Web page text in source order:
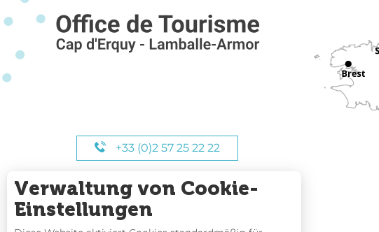
+33 (0)2 57 25 22 22
UNSERE STUNDEN
Verwaltung von Cookie-
Einstellungen